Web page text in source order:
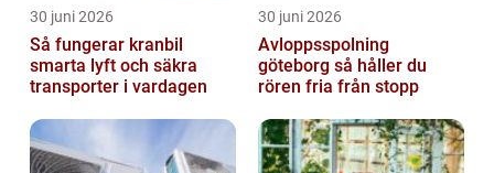
30 juni 2026
Så fungerar kranbil
smarta lyft och säkra
transporter i vardagen
30 juni 2026
Avloppsspolning
göteborg så håller du
rören fria från stopp